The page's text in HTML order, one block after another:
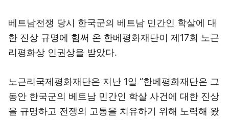
베트남전쟁 당시 한국군의 베트남 민간인 학살에 대
한 진상 규명에 힘써 온 한베평화재단이 제17회 노근
리평화상 인권상을 받았다.
노근리국제평화재단은 지난 1일 “한베평화재단은 그
동안 한국군의 베트남 민간인 학살 사건에 대한 진상
을 규명하고 전쟁의 고통을 치유하기 위해 노력해 왔